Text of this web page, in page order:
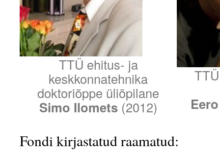
TTÜ ehitus- ja
keskkonnatehnika
doktoriõppe üliõpilane
Simo Ilomets(2012)
Fondi kirjastatud raamatud: